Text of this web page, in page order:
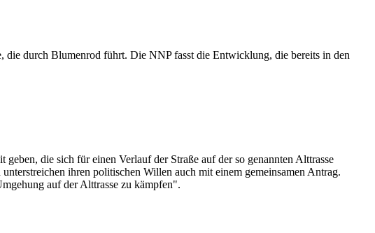
die durch Blumenrod führt. Die NNP fasst die Entwicklung, die bereits in den
die sich für einen Verlauf der Straße auf der so genannten Alttrasse
ihren politischen Willen auch mit einem gemeinsamen Antrag.
auf der Alttrasse zu kämpfen".